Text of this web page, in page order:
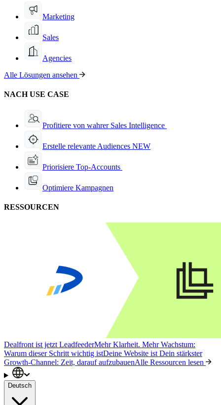
Marketing
Sales
Agencies
Alle Lösungen ansehen
NACH USE CASE
Profitiere von wahrer Sales Intelligence
Erstelle relevante Audiences NEW
Priorisiere Top-Accounts
Optimiere Kampagnen
RESSOURCEN
Dealfront ist jetzt LeadfeederMehr Klarheit. Mehr Wachstum:
Warum dieser Schritt wichtig istDeine Website ist Dein stärkster
Growth-Channel: Zeit, darauf aufzubauenAlle Ressourcen lesen
Deutsch